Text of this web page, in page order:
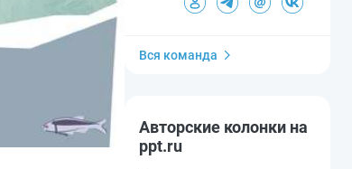
Вся команда
Авторские колонки на
ppt.ru